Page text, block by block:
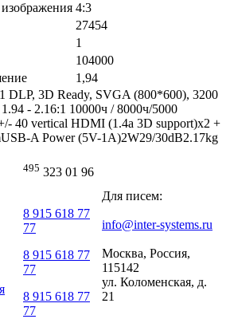
4:3
27454
1
104000
1,94
DLP, 3D Ready, SVGA (800*600), 3200
- 2.16:1 10000ч / 8000ч/5000
40 vertical HDMI (1.4a 3D support)x2 +
A Power (5V-1A)2W29/30dB2.17kg
495 323 01 96
8 915 618 77
77
8 915 618 77
77
8 915 618 77
77
Для писем:
info@inter-systems.ru
Москва, Россия,
115142
ул. Коломенская, д.
21